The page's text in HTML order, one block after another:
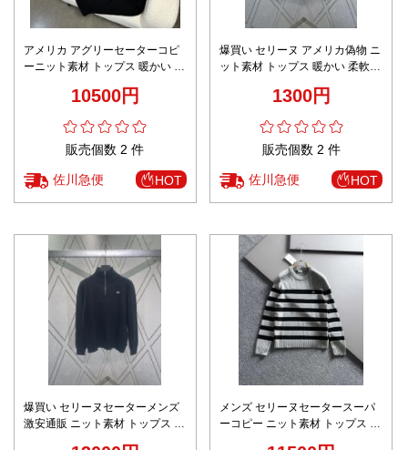
アメリカ アグリーセーターコピ
ーニット素材 トップス 暖かい 柔
10500円
販売個数 2 件
佐川急便 HOT
爆買い セリーヌ アメリカ偽物 ニ
ット素材 トップス 暖かい 柔軟
1300円
販売個数 2 件
佐川急便 HOT
爆買い セリーヌセーターメンズ
激安通販 ニット素材 トップス 暖
メンズ セリーヌセータースーパ
ーコピー ニット素材 トップス 暖